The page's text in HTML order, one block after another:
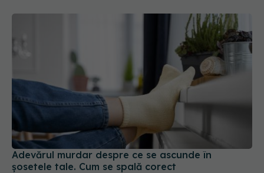
Adevărul murdar despre ce se ascunde în
șosetele tale. Cum se spală corect